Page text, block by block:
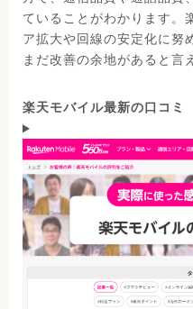
ていることがわかります。
ア拡大や回線の安定化に努
まだ改善の余地があると言
楽天モバイル最新の口コ